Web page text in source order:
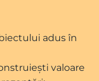
adus în
valoare